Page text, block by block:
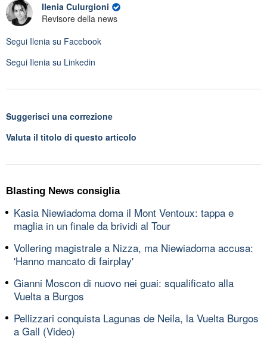
Ilenia Culurgioni
Revisore della news
Segui Ilenia su Facebook
Segui Ilenia su Linkedin
Suggerisci una correzione
Valuta il titolo di questo articolo
Blasting News consiglia
Kasia Niewiadoma doma il Mont Ventoux: tappa e
maglia in un finale da brividi al Tour
Vollering magistrale a Nizza, ma Niewiadoma accusa:
'Hanno mancato di fairplay'
Gianni Moscon di nuovo nei guai: squalificato alla
Vuelta a Burgos
Pellizzari conquista Lagunas de Neila, la Vuelta Burgos
a Gall (Video)